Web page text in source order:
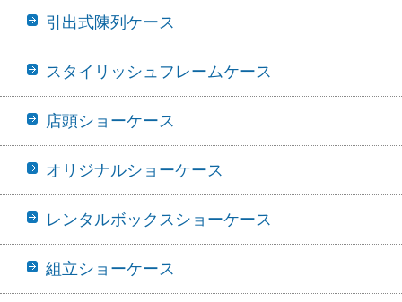
引出式陳列ケース
スタイリッシュフレームケース
店頭ショーケース
オリジナルショーケース
レンタルボックスショーケース
組立ショーケース